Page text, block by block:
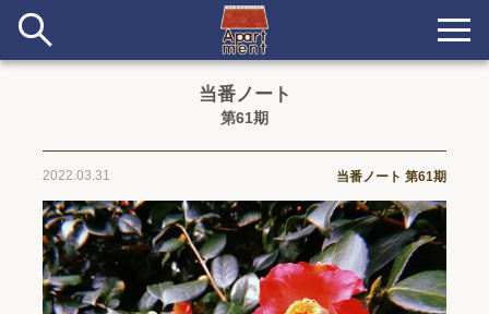
イベント&ショップ
長期滞在者&more
新着
当番ノート
第61期
2022.03.31 当番ノート 第61期